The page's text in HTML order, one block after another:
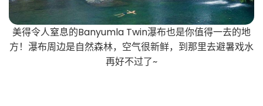
美得令人窒息的Banyumla Twin瀑布也是你值得一去的地
方！瀑布周边是自然森林，空气很新鲜，到那里去避暑戏水
再好不过了~